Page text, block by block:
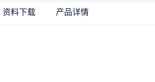
资料下载 产品详情